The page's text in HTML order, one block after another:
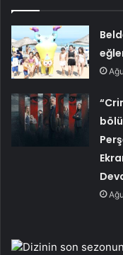
Dizinin son